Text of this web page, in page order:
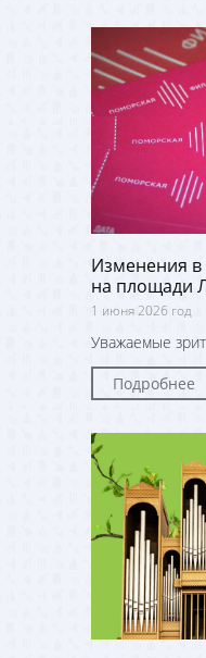
Изменения
на площади
1 июня 2026 год
Уважаемые
Подробнее